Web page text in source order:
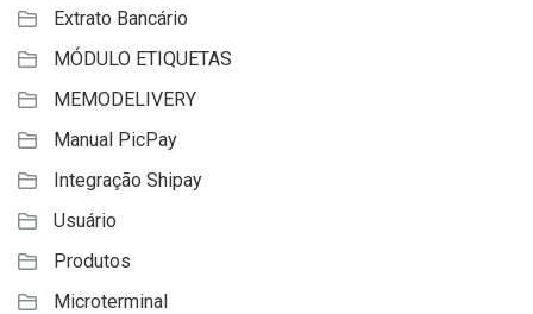
Extrato Bancário
MÓDULO ETIQUETAS
MEMODELIVERY
Manual PicPay
Integração Shipay
Usuário
Produtos
Microterminal